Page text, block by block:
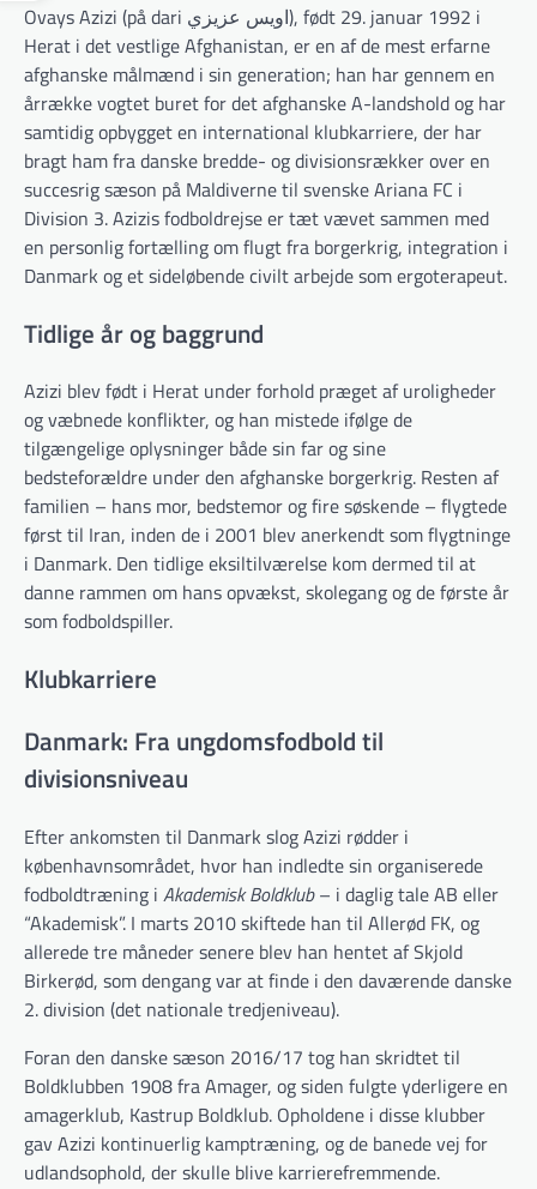
Ovays Azizi (på dari اویس عزیزي), født 29. januar 1992 i
Herat i det vestlige Afghanistan, er en af de mest erfarne
afghanske målmænd i sin generation; han har gennem en
årrække vogtet buret for det afghanske A-landshold og har
samtidig opbygget en international klubkarriere, der har
bragt ham fra danske bredde- og divisionsrækker over en
succesrig sæson på Maldiverne til svenske Ariana FC i
Division 3. Azizis fodboldrejse er tæt vævet sammen med
en personlig fortælling om flugt fra borgerkrig, integration i
Danmark og et sideløbende civilt arbejde som ergoterapeut.
Tidlige år og baggrund
Azizi blev født i Herat under forhold præget af uroligheder
og væbnede konflikter, og han mistede ifølge de
tilgængelige oplysninger både sin far og sine
bedsteforældre under den afghanske borgerkrig. Resten af
familien – hans mor, bedstemor og fire søskende – flygtede
først til Iran, inden de i 2001 blev anerkendt som flygtninge
i Danmark. Den tidlige eksiltilværelse kom dermed til at
danne rammen om hans opvækst, skolegang og de første år
som fodboldspiller.
Klubkarriere
Danmark: Fra ungdomsfodbold til
divisionsniveau
Efter ankomsten til Danmark slog Azizi rødder i
københavnsområdet, hvor han indledte sin organiserede
fodboldtræning i Akademisk Boldklub– i daglig tale AB eller
“Akademisk”. I marts 2010 skiftede han til Allerød FK, og
allerede tre måneder senere blev han hentet af Skjold
Birkerød, som dengang var at finde i den daværende danske
2. division (det nationale tredjeniveau).
Foran den danske sæson 2016/17 tog han skridtet til
Boldklubben 1908 fra Amager, og siden fulgte yderligere en
amagerklub, Kastrup Boldklub. Opholdene i disse klubber
gav Azizi kontinuerlig kamptræning, og de banede vej for
udlandsophold, der skulle blive karrierefremmende.